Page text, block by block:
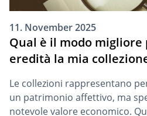
11. November 2025
Qual è il modo migliore
eredità la mia
Le collezioni rappresentano
un patrimonio affettivo, ma
notevole valore economico.